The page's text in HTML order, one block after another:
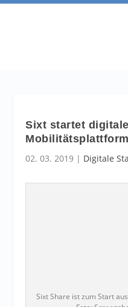
Sixt startet
02. 03. 2019 | Digitale
Sixt Share ist zum Start